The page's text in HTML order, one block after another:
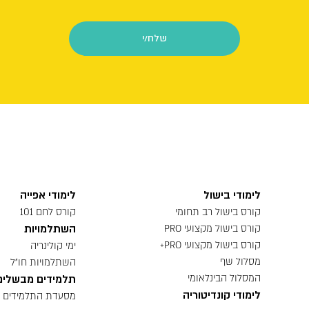
לימודי בישול
קורס בישול רב תחומי
קורס בישול מקצועי PRO
קורס בישול מקצועי PRO+
מסלול שף
המסלול הבינלאומי
לימודי קונדיטוריה
לימודי אפייה
קורס לחם 101
השתלמויות
ימי קולינריה
השתלמויות חו״ל
תלמידים
מסעדת התלמידים